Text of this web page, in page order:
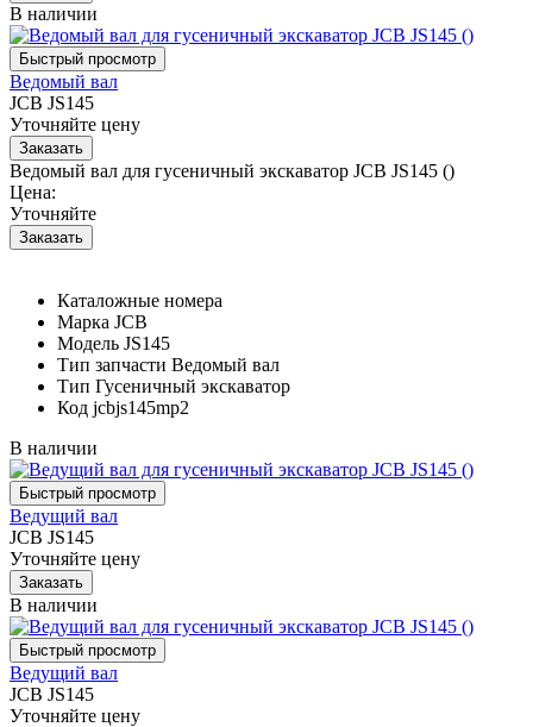
В наличии
Ведомый вал
JCB JS145
Уточняйте цену
Ведомый вал для гусеничный экскаватор JCB JS145 ()
Цена:
Уточняйте
Каталожные номера
Марка JCB
Модель JS145
Тип запчасти Ведомый вал
Тип Гусеничный экскаватор
Код jcbjs145mp2
В наличии
Ведущий вал
JCB JS145
Уточняйте цену
В наличии
Ведущий вал
JCB JS145
Уточняйте цену